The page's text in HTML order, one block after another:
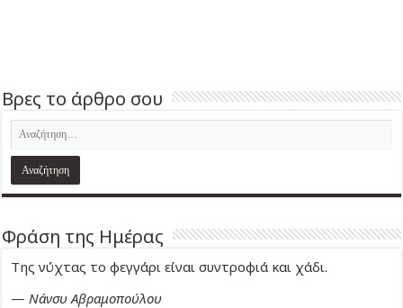
Βρες το άρθρο σου
Φράση της Ημέρας
Της νύχτας το φεγγάρι είναι συντροφιά και χάδι.
— Νάνσυ Αβραμοπούλου